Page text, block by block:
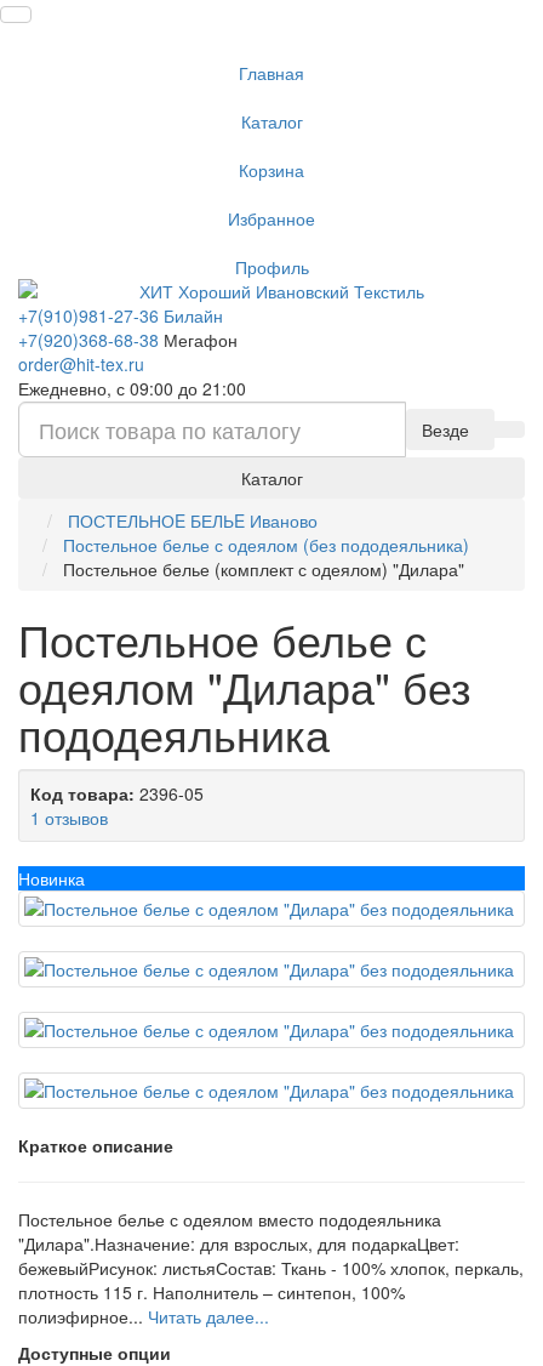
Главная
Каталог
Корзина
Избранное
Профиль
+7(910)981-27-36 Билайн
+7(920)368-68-38 Мегафон
order@hit-tex.ru
Ежедневно, с 09:00 до 21:00
Везде
Каталог
ПОСТЕЛЬНОE БЕЛЬE Иваново
Постельное белье с одеялом (без пододеяльника)
Постельное белье (комплект с одеялом) "Дилара"
Постельное белье с
одеялом "Дилара" без
пододеяльника
Код товара: 2396-05
1 отзывов
Новинка
Краткое описание
Постельное белье с одеялом вместо пододеяльника
"Дилара".Назначение: для взрослых, для подаркаЦвет:
бежевыйРисунок: листьяСостав: Ткань - 100% хлопок, перкаль,
плотность 115 г. Наполнитель – синтепон, 100%
полиэфирное... Читать далее...
Доступные опции